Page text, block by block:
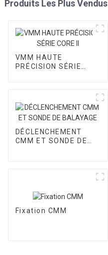
Produits Les Plus Vendus
VMM HAUTE
PRÉCISION SÉRIE
DÉCLENCHEMENT
CMM ET SONDE DE
Fixation CMM